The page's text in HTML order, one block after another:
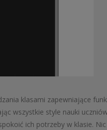
klasami zapewniające
wszystkie style nauki
ich potrzeby w klasie.